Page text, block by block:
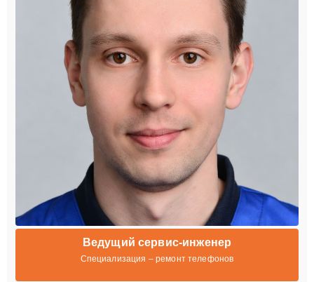
Ведущий сервис-инженер
Специализация – ремонт телефонов